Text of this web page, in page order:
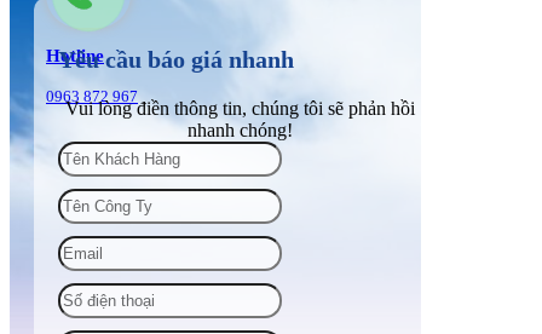
Hotline
0963 872 967
Yêu cầu báo giá nhanh
Vui lòng điền thông tin, chúng tôi sẽ phản hồi
nhanh chóng!